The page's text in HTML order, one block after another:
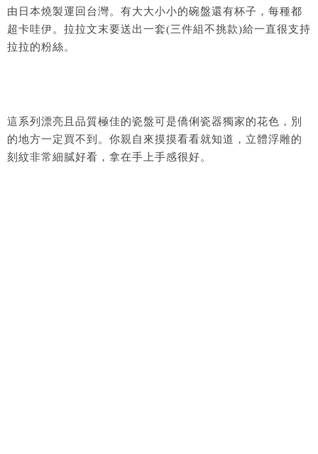
由日本燒製運回台灣。有大大小小的碗盤還有杯子，每種都
超卡哇伊。拉拉文末要送出一套(三件組不挑款)給一直很支持
拉拉的粉絲。
這系列漂亮且品質極佳的瓷盤可是僑俐瓷器獨家的花色，別
的地方一定買不到。你親自來摸摸看看就知道，立體浮雕的
刻紋非常細膩好看，拿在手上手感很好。